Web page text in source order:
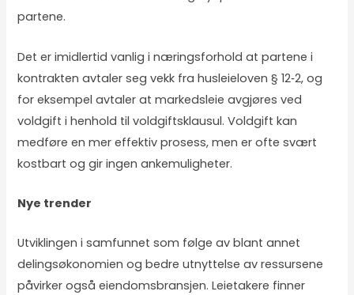
partene.
Det er imidlertid vanlig i næringsforhold at partene i
kontrakten avtaler seg vekk fra husleieloven § 12‑2, og
for eksempel avtaler at markedsleie avgjøres ved
voldgift i henhold til voldgiftsklausul. Voldgift kan
medføre en mer effektiv prosess, men er ofte svært
kostbart og gir ingen ankemuligheter.
Nye trender
Utviklingen i samfunnet som følge av blant annet
delingsøkonomien og bedre utnyttelse av ressursene
påvirker også eiendomsbransjen. Leietakere finner